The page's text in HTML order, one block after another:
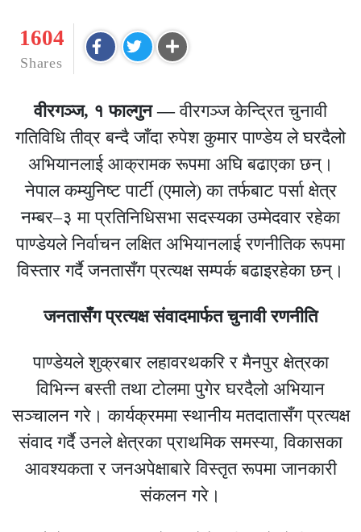
1604
Shares
वीरगञ्ज, १ फाल्गुन — वीरगञ्जकेन्द्रित चुनावी
गतिविधि तीव्र बन्दै जाँदारुपेश कुमार पाण्डेयले घरदैलो
अभियानलाई आक्रामक रूपमा अघि बढाएका छन्।
नेपाल कम्युनिष्ट पार्टी (एमाले)का तर्फबाट पर्सा क्षेत्र
नम्बर–३ मा प्रतिनिधिसभा सदस्यका उम्मेदवार रहेका
पाण्डेयले निर्वाचन लक्षित अभियानलाई रणनीतिक रूपमा
विस्तार गर्दै जनतासँग प्रत्यक्ष सम्पर्क बढाइरहेका छन्।
जनतासँग प्रत्यक्ष संवादमार्फत चुनावी रणनीति
पाण्डेयले शुक्रबार लहावरथकरि र मैनपुर क्षेत्रका
विभिन्न बस्ती तथा टोलमा पुगेर घरदैलो अभियान
सञ्चालन गरे। कार्यक्रममा स्थानीय मतदातासँग प्रत्यक्ष
संवाद गर्दै उनले क्षेत्रका प्राथमिक समस्या, विकासका
आवश्यकता र जनअपेक्षाबारे विस्तृत रूपमा जानकारी
संकलन गरे।